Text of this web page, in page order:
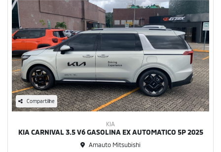
Compartilhe
KIA
KIA CARNIVAL 3.5 V6 GASOLINA EX AUTOMATICO 5P 2025
Amauto Mitsubishi